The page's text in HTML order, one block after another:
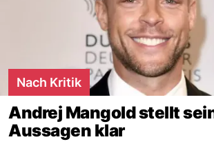
Nach Kritik
Andrej Mangold stellt
Aussagen klar